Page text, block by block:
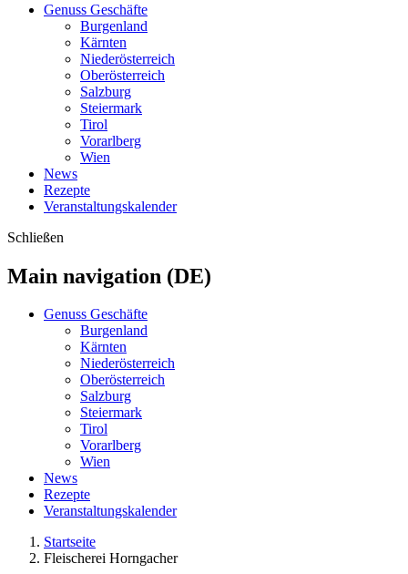
Genuss Geschäfte
Burgenland
Kärnten
Niederösterreich
Oberösterreich
Salzburg
Steiermark
Tirol
Vorarlberg
Wien
News
Rezepte
Veranstaltungskalender
Schließen
Main navigation (DE)
Genuss Geschäfte
Burgenland
Kärnten
Niederösterreich
Oberösterreich
Salzburg
Steiermark
Tirol
Vorarlberg
Wien
News
Rezepte
Veranstaltungskalender
Startseite
Fleischerei Horngacher